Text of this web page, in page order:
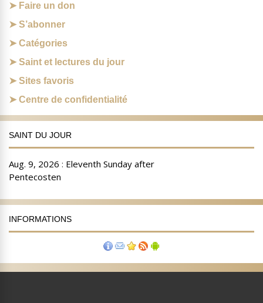
Faire un don
S’abonner
Catégories
Saint et lectures du jour
Sites favoris
Centre de confidentialité
SAINT DU JOUR
INFORMATIONS